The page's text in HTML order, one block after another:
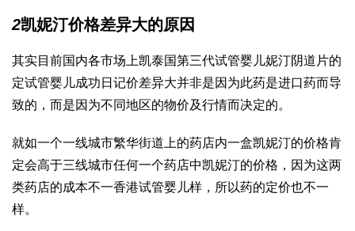
2凯妮汀价格差异大的原因
其实目前国内各市场上凯泰国第三代试管婴儿妮汀阴道片的
定试管婴儿成功日记价差异大并非是因为此药是进口药而导
致的，而是因为不同地区的物价及行情而决定的。
就如一个一线城市繁华街道上的药店内一盒凯妮汀的价格肯
定会高于三线城市任何一个药店中凯妮汀的价格，因为这两
类药店的成本不一香港试管婴儿样，所以药的定价也不一
样。